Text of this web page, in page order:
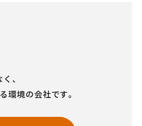
、
環境の会社です。